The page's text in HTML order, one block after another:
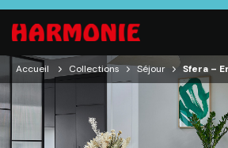
Accueil Collections Séjour Sfera –